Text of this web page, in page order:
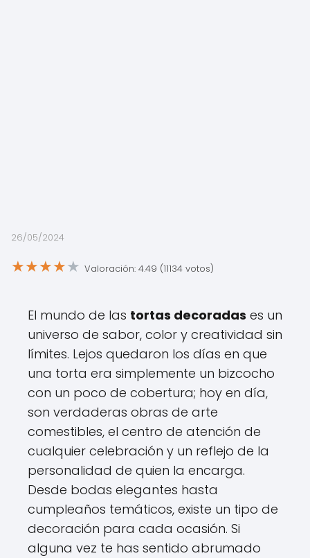
26/05/2024
★★★★★ Valoración: 4.49 (11134 votos)
El mundo de las tortas decoradas es un
universo de sabor, color y creatividad sin
límites. Lejos quedaron los días en que
una torta era simplemente un bizcocho
con un poco de cobertura; hoy en día,
son verdaderas obras de arte
comestibles, el centro de atención de
cualquier celebración y un reflejo de la
personalidad de quien la encarga.
Desde bodas elegantes hasta
cumpleaños temáticos, existe un tipo de
decoración para cada ocasión. Si
alguna vez te has sentido abrumado